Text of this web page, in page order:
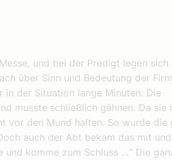
und bei der Predigt legen sich
über Sinn und Bedeutung der
in der Situation lange Minuten. Die
musste schließlich gähnen. Da sie
vor den Mund halten. So wurde die
auch der Abt bekam das mit
und komme zum Schluss …“ Die